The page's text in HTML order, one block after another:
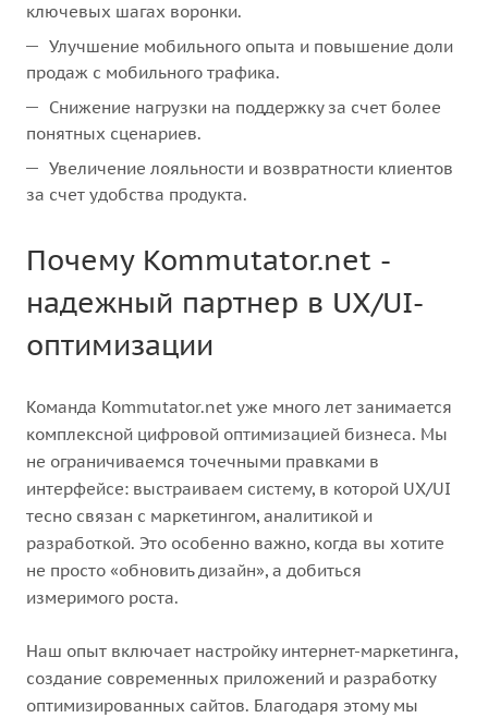
ключевых шагах воронки.
Улучшение мобильного опыта и повышение доли
продаж с мобильного трафика.
Снижение нагрузки на поддержку за счет более
понятных сценариев.
Увеличение лояльности и возвратности клиентов
за счет удобства продукта.
Почему Kommutator.net -
надежный партнер в UX/UI-
оптимизации
Команда Kommutator.net уже много лет занимается
комплексной цифровой оптимизацией бизнеса. Мы
не ограничиваемся точечными правками в
интерфейсе: выстраиваем систему, в которой UX/UI
тесно связан с маркетингом, аналитикой и
разработкой. Это особенно важно, когда вы хотите
не просто «обновить дизайн», а добиться
измеримого роста.
Наш опыт включает настройку интернет-маркетинга,
создание современных приложений и разработку
оптимизированных сайтов. Благодаря этому мы